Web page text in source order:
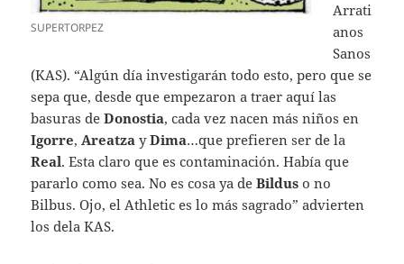
SUPERTORPEZ
Arrati
anos
Sanos
(KAS). “Algún día investigarán todo esto, pero que se
sepa que, desde que empezaron a traer aquí las
basuras deDonostia, cada vez nacen más niños en
Igorre,AreatzayDima…que prefieren ser de la
Real. Esta claro que es contaminación. Había que
pararlo como sea. No es cosa ya deBildus o no
Bilbus. Ojo, el Athletic es lo más sagrado” advierten
los dela KAS.